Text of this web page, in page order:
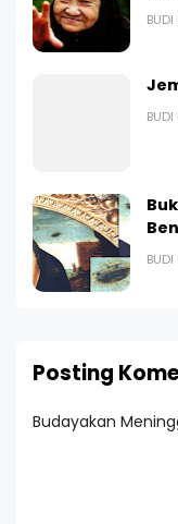
Posting
Budayakan